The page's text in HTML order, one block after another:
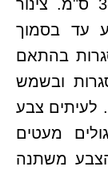
המין החופי – סגולות) , אורכן כ-3 ס"מ. צינור
עד בסמוך
בהתאם
ובשמש
לעיתים צבע
מעטים
משתנה